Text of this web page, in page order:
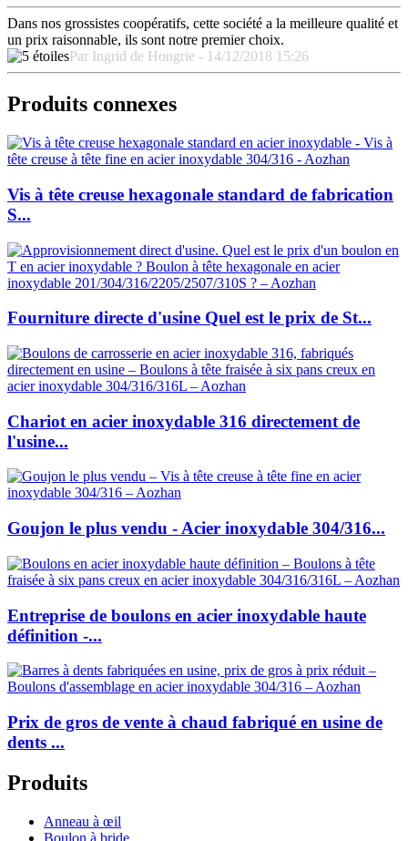
Dans nos grossistes coopératifs, cette société a la meilleure qualité et
un prix raisonnable, ils sont notre premier choix.
Par Ingrid de Hongrie - 14/12/2018 15:26
Produits connexes
Vis à tête creuse hexagonale standard de fabrication
S...
Fourniture directe d'usine Quel est le prix de St...
Chariot en acier inoxydable 316 directement de
l'usine...
Goujon le plus vendu - Acier inoxydable 304/316...
Entreprise de boulons en acier inoxydable haute
définition -...
Prix de gros de vente à chaud fabriqué en usine de
dents ...
Produits
Anneau à œil
Boulon à bride